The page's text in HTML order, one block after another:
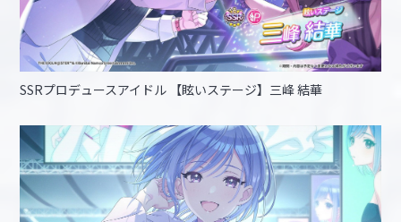
SSRプロデュースアイドル 【眩いステージ】三峰 結華